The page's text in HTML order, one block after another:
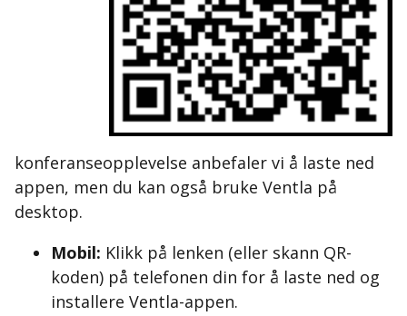
konferanseopplevelse anbefaler vi å laste ned
appen, men du kan også bruke Ventla på
desktop.
Mobil: Klikk på lenken (eller skann QR-
koden) på telefonen din for å laste ned og
installere Ventla-appen.